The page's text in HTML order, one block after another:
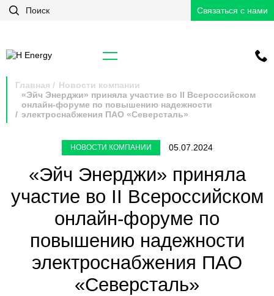
Связаться с нами
Главная
Новости компании
«Эйч Энерджи» приняла участие во II Всероссийском
онлайн-форуме по повышению надежности
электроснабжения ПАО «Северсталь»
НОВОСТИ КОМПАНИИ 05.07.2024
«Эйч Энерджи» приняла
участие во II Всероссийском
онлайн-форуме по
повышению надежности
электроснабжения ПАО
«Северсталь»